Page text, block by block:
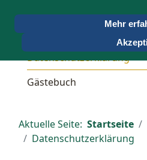
Datenschutzerklärung
Gästebuch
Aktuelle Seite: Startseite
Datenschutzerklärung
Mehr